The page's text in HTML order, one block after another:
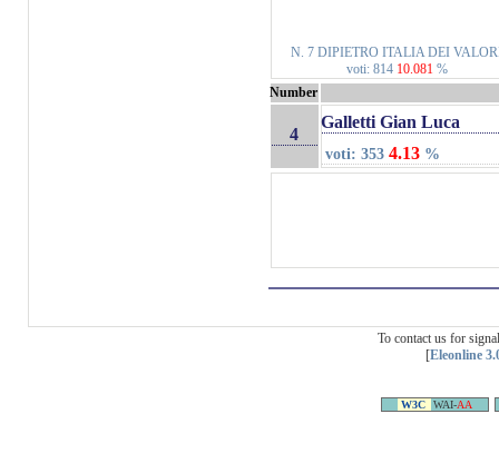
N. 7 DIPIETRO ITALIA DEI
voti: 814 10.081 %
Number
4
Galletti Gian Luca
voti: 3534.13 %
To contact us for
[Eleonline
W3C WAI-AA